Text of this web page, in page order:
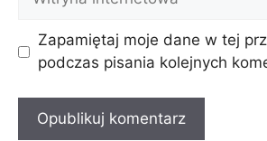
internetowa
Zapamiętaj moje dane w tej
podczas pisania kolejnych